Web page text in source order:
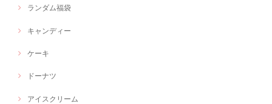
ランダム福袋
キャンディー
ケーキ
ドーナツ
アイスクリーム